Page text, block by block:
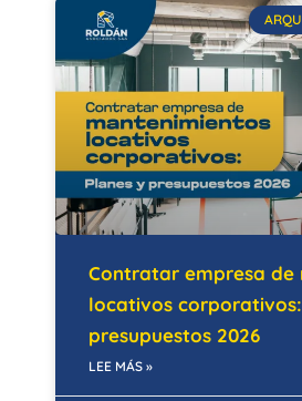
Contratar empresa de
locativos
presupuestos 2026
LEE MÁS »